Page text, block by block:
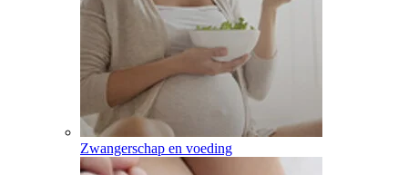
Zwangerschap en voeding